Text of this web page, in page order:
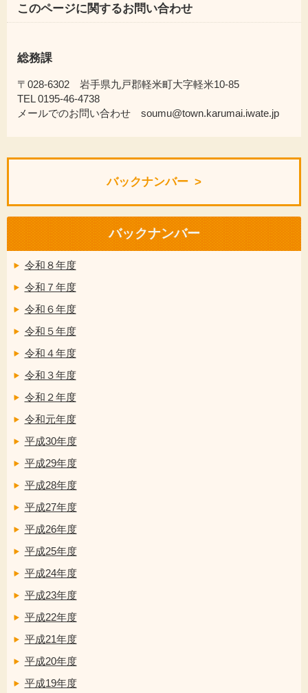
このページに関するお問い合わせ
総務課
〒028-6302 岩手県九戸郡軽米町大字軽米10-85
TEL 0195-46-4738
メールでのお問い合わせ soumu@town.karumai.iwate.jp
バックナンバー
バックナンバー
令和８年度
令和７年度
令和６年度
令和５年度
令和４年度
令和３年度
令和２年度
令和元年度
平成30年度
平成29年度
平成28年度
平成27年度
平成26年度
平成25年度
平成24年度
平成23年度
平成22年度
平成21年度
平成20年度
平成19年度